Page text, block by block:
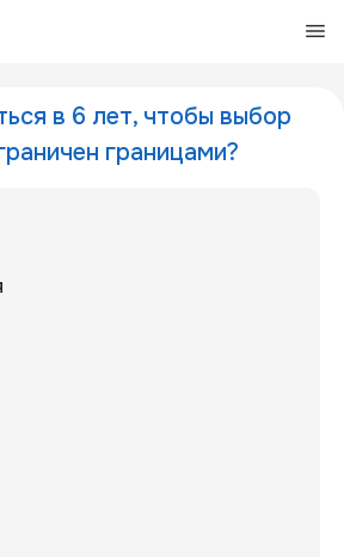
в 6 лет, чтобы выбор
границами?